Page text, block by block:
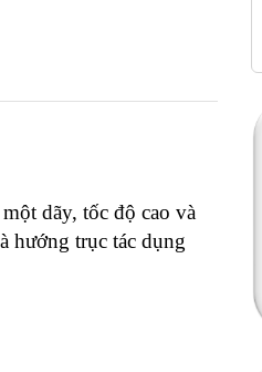
dãy, tốc độ cao và
hướng trục tác dụng